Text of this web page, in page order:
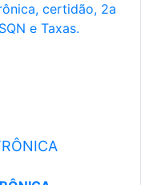
certidão, 2a
e Taxas.